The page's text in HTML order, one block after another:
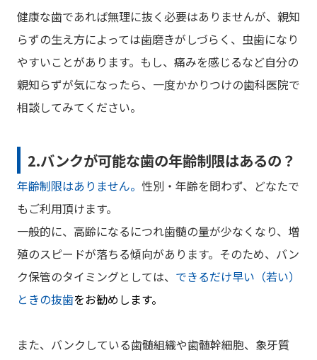
健康な歯であれば無理に抜く必要はありませんが、親知
らずの生え方によっては歯磨きがしづらく、虫歯になり
やすいことがあります。もし、痛みを感じるなど自分の
親知らずが気になったら、一度かかりつけの歯科医院で
相談してみてください。
2.バンクが可能な歯の年齢制限はあるの？
年齢制限はありません。 性別・年齢を問わず、どなたで
もご利用頂けます。
一般的に、高齢になるにつれ歯髄の量が少なくなり、増
殖のスピードが落ちる傾向があります。そのため、バン
ク保管のタイミングとしては、 できるだけ早い（若い）
ときの抜歯をお勧めします。
また、バンクしている歯髄組織や歯髄幹細胞、象牙質